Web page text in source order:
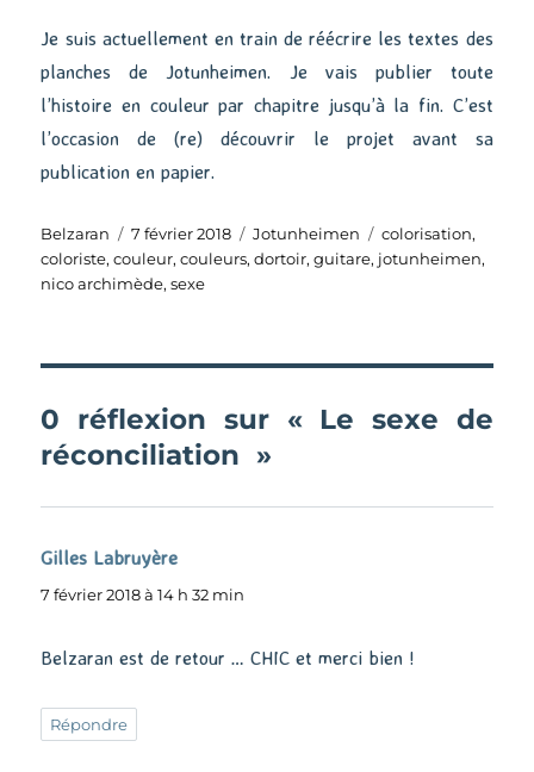
Je suis actuellement en train de réécrire les textes des
planches de Jotunheimen. Je vais publier toute
l’histoire en couleur par chapitre jusqu’à la fin. C’est
l’occasion de (re) découvrir le projet avant sa
publication en papier.
Auteur
Belzaran
Publié
le
7 février 2018 Catégories
Jotunheimen Étiquettes
colorisation,
coloriste,couleur,couleurs,dortoir,guitare, jotunheimen,
nico archimède,sexe
0 réflexion sur « Le sexe de
réconciliation »
Gilles Labruyère
7 février 2018 à 14 h 32 min
Belzaran est de retour … CHIC et merci bien !
Répondre